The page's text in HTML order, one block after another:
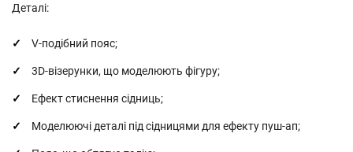
Деталі:
V-подібний пояс;
3D-візерунки, що моделюють фігуру;
Ефект стиснення сідниць;
Моделюючі деталі під сідницями для ефекту пуш-ап;